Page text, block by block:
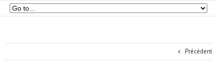
Précédent